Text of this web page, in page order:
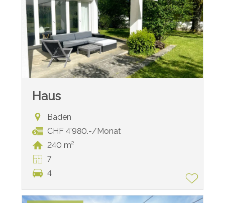
Haus
Baden
CHF 4'980.-/Monat
240 m²
7
4